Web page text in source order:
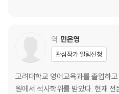
역 민은영
관심작가 알림신청
고려대학교 영어교육과를 졸업하
원에서 석사학위를 받았다. 현재 전